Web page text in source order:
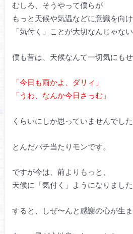
むしろ、そうやって僕らが
もっと天候や気温などに意識を向
「気付く」ことが大切なんじゃない
僕も昔は、天候なんて一切気にもせ
「今日も雨かよ、ダリィ」
「うわ、なんか今日さっむ」
くらいにしか思っていませんでした
とんだバチ当たりモンです。
ですが今は、前よりもっと、
天候に「気付く」ようになりました
すると、しぜ〜んと感謝の心が生ま